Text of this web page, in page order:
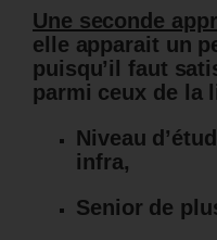
Une seconde
elle apparait un
puisqu’il faut
parmi ceux de la
Niveau
infra,
Senior de